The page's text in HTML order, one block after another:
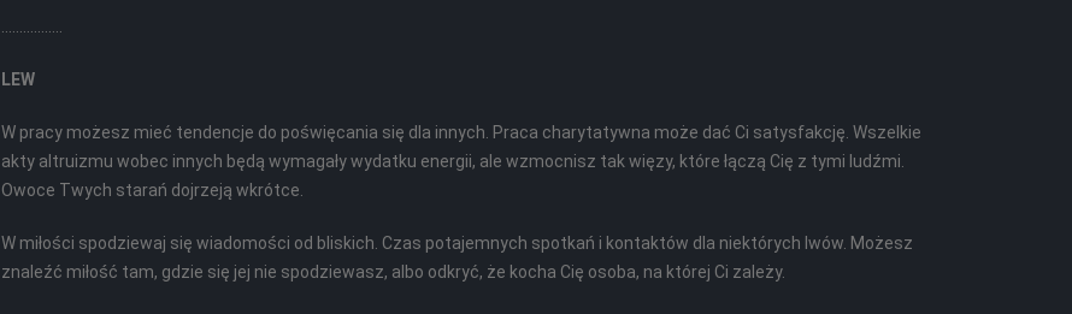
.................
LEW
W pracy możesz mieć tendencje do poświęcania się dla innych. Praca charytatywna może dać Ci satysfakcję. Wszelkie
akty altruizmu wobec innych będą wymagały wydatku energii, ale wzmocnisz tak więzy, które łączą Cię z tymi ludźmi.
Owoce Twych starań dojrzeją wkrótce.
W miłości spodziewaj się wiadomości od bliskich. Czas potajemnych spotkań i kontaktów dla niektórych lwów. Możesz
znaleźć miłość tam, gdzie się jej nie spodziewasz, albo odkryć, że kocha Cię osoba, na której Ci zależy.